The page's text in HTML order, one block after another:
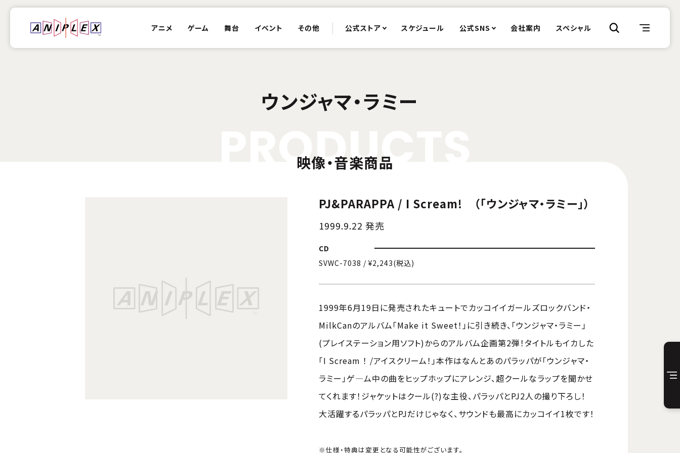
アニメ ゲーム 舞台 イベント その他 公式ストア スケジュール 公式SNS 会社案内 スペシャル
ウンジャマ・ラミー
ODUC
映像・音楽商品
PJ&PARAPPA / I Scream! （「ウンジャマ・ラミー」）
1999.9.22 発売
CD
SVWC-7038 / ¥2,243(税込)
1999年6月19日に発売されたキュートでカッコイイガールズロックバンド・
MilkCanのアルバム「Make it Sweet！」に引き続き、「ウンジャマ・ラミー」
(プレイステーション用ソフト)からのアルバム企画第2弾！タイトルもイカした
「I Scream ！ /アイスクリーム！」本作はなんとあのパラッパが「ウンジャマ・
ラミー」ゲ—ム中の曲をヒップホップにアレンジ、超クールなラップを聞かせ
てくれます！ジャケットはクール(?)な主役、パラッパとPJ2人の撮り下ろし！
大活躍するパラッパとPJだけじゃなく、サウンドも最高にカッコイイ1枚です！
※仕様・特典は変更となる可能性がございます。